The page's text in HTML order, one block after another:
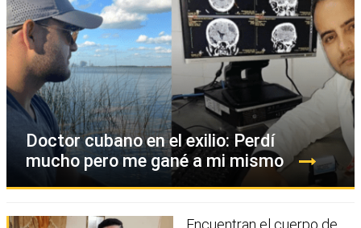
Doctor cubano en el exilio: Perdí
mucho pero me gané a mi mismo
Encuentran el cuerpo de